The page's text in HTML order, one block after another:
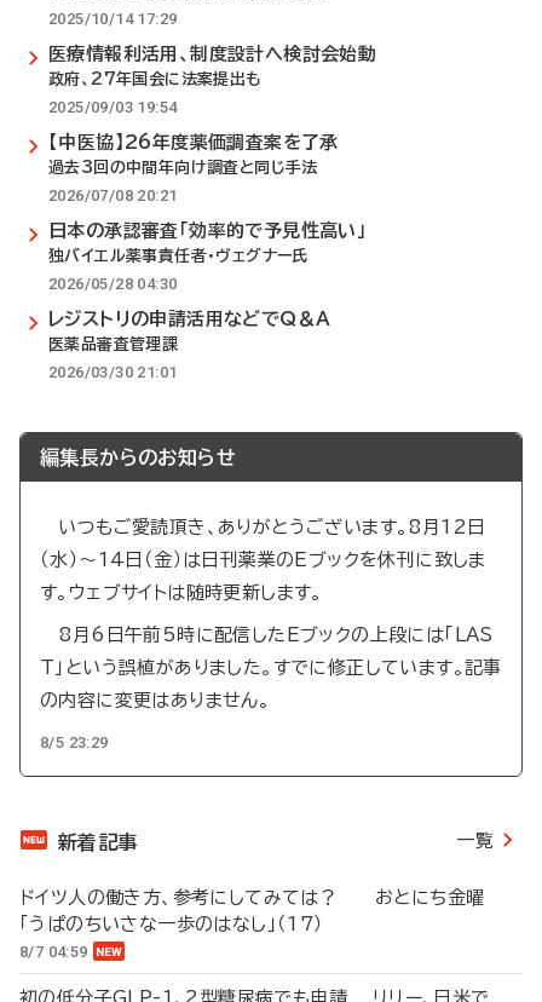
2025/10/14 17:29
医療情報利活用、制度設計へ検討会始動
政府、27年国会に法案提出も
2025/09/03 19:54
【中医協】26年度薬価調査案を了承
過去3回の中間年向け調査と同じ手法
2026/07/08 20:21
日本の承認審査「効率的で予見性高い」
独バイエル薬事責任者・ヴェグナー氏
2026/05/28 04:30
レジストリの申請活用などでQ＆A
医薬品審査管理課
2026/03/30 21:01
編集長からのお知らせ
いつもご愛読頂き、ありがとうございます。8月12日
（水）～14日（金）は日刊薬業のEブックを休刊に致しま
す。ウェブサイトは随時更新します。
8月6日午前5時に配信したEブックの上段には「LAS
T」という誤植がありました。すでに修正しています。記事
の内容に変更はありません。
8/5 23:29
新着記事 一覧
ドイツ人の働き方、参考にしてみては？ おとにち金曜
「うぱのちいさな一歩のはなし」（17）
8/7 04:59
初の低分子GLP-1、2型糖尿病でも申請 リリー、日米で